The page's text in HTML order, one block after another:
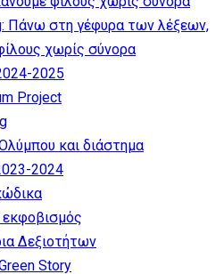
Πάνω στη γέφυρα των λέξεων,
χωρίς σύνορα
2025
Project
και διάστημα
2024
Δεξιοτήτων
Story